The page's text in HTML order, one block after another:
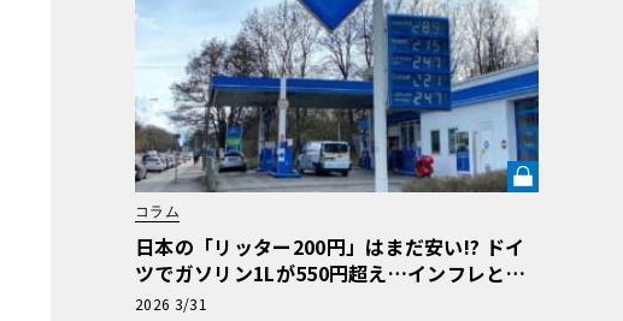
コラム
日本の「リッター200円」はまだ安い!? ドイ
ツでガソリン1Lが550円超え…インフレと戦
うアウトバーン節約ドライブ術《LE VOLANT
2026 3/31